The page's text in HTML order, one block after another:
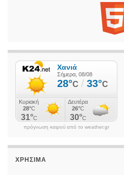
πρόγνωση καιρού από το weather.gr
ΧΡΉΣΙΜΑ